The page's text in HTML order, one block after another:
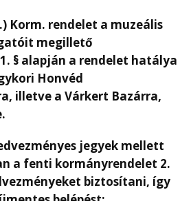
Korm. rendelet a muzeális
megillető
§ alapján a rendelet hatálya
Honvéd
illetve a Várkert Bazárra,
jegyek mellett
a fenti kormányrendelet 2.
biztosítani, így